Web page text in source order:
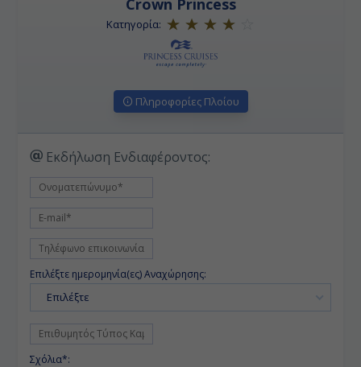
Crown Princess
Κατηγορία:
Πληροφορίες Πλοίου
Εκδήλωση Ενδιαφέροντος:
Επιλέξτε ημερομηνία(ες) Αναχώρησης:
Επιλέξτε
Σχόλια*: